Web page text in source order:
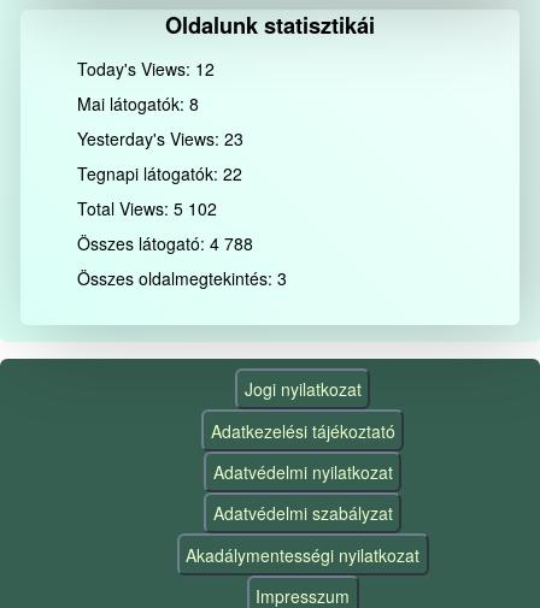
Oldalunk statisztikái
Today's Views: 12
Mai látogatók:8
Yesterday's Views:23
Tegnapi látogatók:22
Total Views:5 102
Összes látogató:4 788
Összes oldalmegtekintés:3
Jogi nyilatkozat
Adatkezelési tájékoztató
Adatvédelmi nyilatkozat
Adatvédelmi szabályzat
Akadálymentességi nyilatkozat
Impresszum